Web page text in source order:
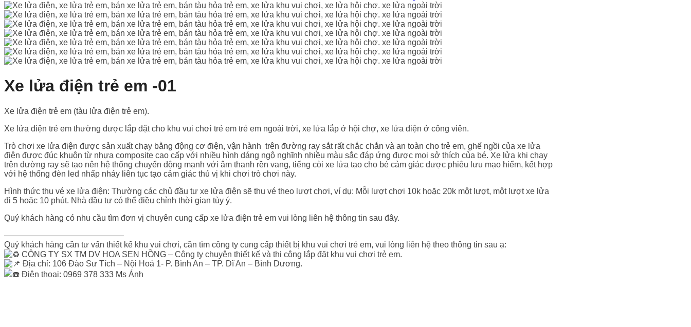
Xe lửa điện trẻ em -01
Xe lửa điện trẻ em (tàu lửa điện trẻ em).
Xe lửa điện trẻ em thường được lắp đặt cho khu vui chơi trẻ em trẻ em ngoài trời, xe lửa lắp ở hội chợ, xe lửa điện ở công viên.
Trò chơi xe lửa điện được sản xuất chạy bằng động cơ điện, vận hành trên đường ray sắt rất chắc chắn và an toàn cho trẻ em, ghế ngồi của xe lửa
điện được đúc khuôn từ nhựa composite cao cấp với nhiều hình dáng ngộ nghĩnh nhiều màu sắc đáp ứng được mọi sở thích của bé. Xe lửa khi chạy
trên đường ray sẽ tạo nên hệ thống chuyển động mạnh với âm thanh rền vang, tiếng còi xe lửa tạo cho bé cảm giác được phiêu lưu mạo hiểm, kết hợp
với hệ thống đèn led nhấp nháy liên tục tạo cảm giác thú vị khi chơi trò chơi này.
Hình thức thu vé xe lửa điện: Thường các chủ đầu tư xe lửa điện sẽ thu vé theo lượt chơi, ví dụ: Mỗi lượt chơi 10k hoặc 20k một lượt, một lượt xe lửa
đi 5 hoặc 10 phút. Nhà đầu tư có thể điều chỉnh thời gian tùy ý.
Quý khách hàng có nhu cầu tìm đơn vị chuyên cung cấp xe lửa điện trẻ em vui lòng liên hệ thông tin sau đây.
——————————————–
Quý khách hàng cần tư vấn thiết kế khu vui chơi, cần tìm công ty cung cấp thiết bị khu vui chơi trẻ em, vui lòng liên hệ theo thông tin sau ạ:
CÔNG TY SX TM DV HOA SEN HỒNG – Công ty chuyên thiết kế và thi công lắp đặt khu vui chơi trẻ em.
Địa chỉ: 106 Đào Sư Tích – Nội Hoá 1- P. Bình An – TP. Dĩ An – Bình Dương.
Điện thoại: 0969 378 333 Ms Ánh